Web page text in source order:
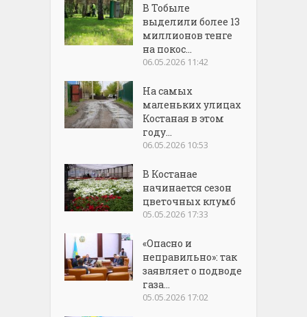
В Тобыле
выделили более 13
миллионов тенге
на покос...
06.05.2026 11:42
На самых
маленьких улицах
Костаная в этом
году...
06.05.2026 10:53
В Костанае
начинается сезон
цветочных клумб
05.05.2026 17:33
«Опасно и
неправильно»: так
заявляет о подводе
газа...
05.05.2026 17:02